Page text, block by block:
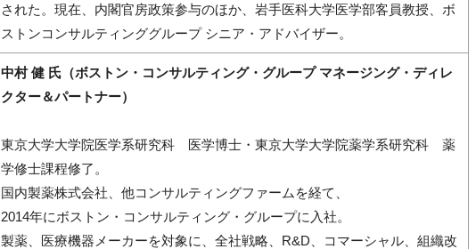
された。現在、内閣官房政策参与のほか、岩手医科大学医学部客員教授、ボ
ストンコンサルティンググループ シニア・アドバイザー。
中村 健 氏（ボストン・コンサルティング・グループ マネージング・ディレ
クター＆パートナー）
東京大学大学院医学系研究科 医学博士・東京大学大学院薬学系研究科 薬
学修士課程修了。
国内製薬株式会社、他コンサルティングファームを経て、
2014年にボストン・コンサルティング・グループに入社。
製薬、医療機器メーカーを対象に、全社戦略、R&D、コマーシャル、組織改